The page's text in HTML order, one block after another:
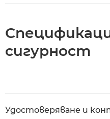
сигурност
Удостоверяване и